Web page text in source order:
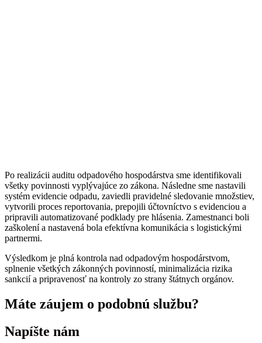
Po realizácii auditu odpadového hospodárstva sme identifikovali
všetky povinnosti vyplývajúce zo zákona. Následne sme nastavili
systém evidencie odpadu, zaviedli pravidelné sledovanie množstiev,
vytvorili proces reportovania, prepojili účtovníctvo s evidenciou a
pripravili automatizované podklady pre hlásenia. Zamestnanci boli
zaškolení a nastavená bola efektívna komunikácia s logistickými
partnermi.
Výsledkom je plná kontrola nad odpadovým hospodárstvom,
splnenie všetkých zákonných povinností, minimalizácia rizika
sankcií a pripravenosť na kontroly zo strany štátnych orgánov.
Máte záujem o podobnú službu?
Napíšte nám